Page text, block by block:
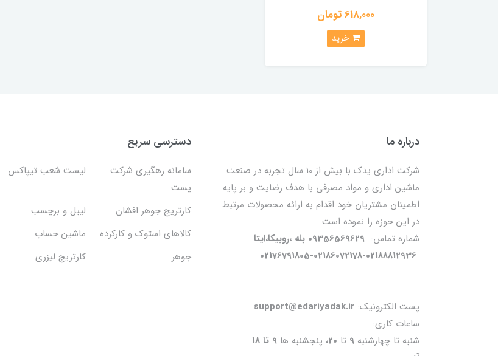
618,000 تومان
خرید
درباره ما
شرکت اداری یدک با بیش از 10 سال تجربه در صنعت
ماشین اداری و مواد مصرفی با هدف رضایت و بر پایه
اطمینان مشتریان خود اقدام به ارائه محصولات مرتبط
در این حوزه را نموده است.
شماره تماس:09356569629 بله ،روبیکا،ایتا
02176791805-02186072178-02188812936
پست الکترونیک: support@edariyadak.ir
ساعات کاری:
شنبه تا چهارشنبه9 تا 20، پنجشنبه ها 9 تا 18
دسترسی سریع
سامانه رهگیری شرکت
پست
لیست شعب تیپاکس
کارتریج جوهر افشان
لیبل و برچسب
کالاهای استوک و کارکرده
ماشین حساب
جوهر
کارتریج لیزری